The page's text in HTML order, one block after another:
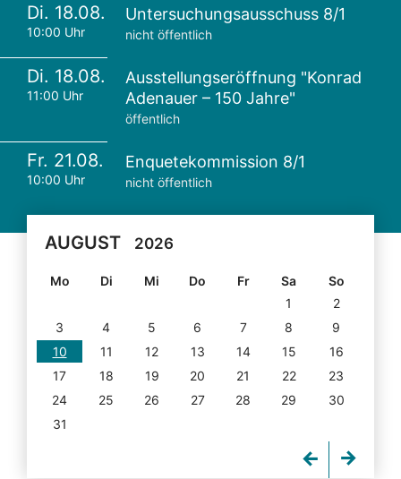
Di. 18.08.
10:00 Uhr
Untersuchungsausschuss 8/1
nicht öffentlich
Di. 18.08.
11:00 Uhr
Ausstellungseröffnung "Konrad
Adenauer – 150 Jahre"
öffentlich
Fr. 21.08.
10:00 Uhr
Enquetekommission 8/1
nicht öffentlich
AUGUST 2026
Mo Di Mi Do Fr Sa
So
1
2
3
4 5 6 7 8
9
10
11 12 13 14 15
16
17
18 19 20 21 22
23
24
25 26 27 28 29
30
31